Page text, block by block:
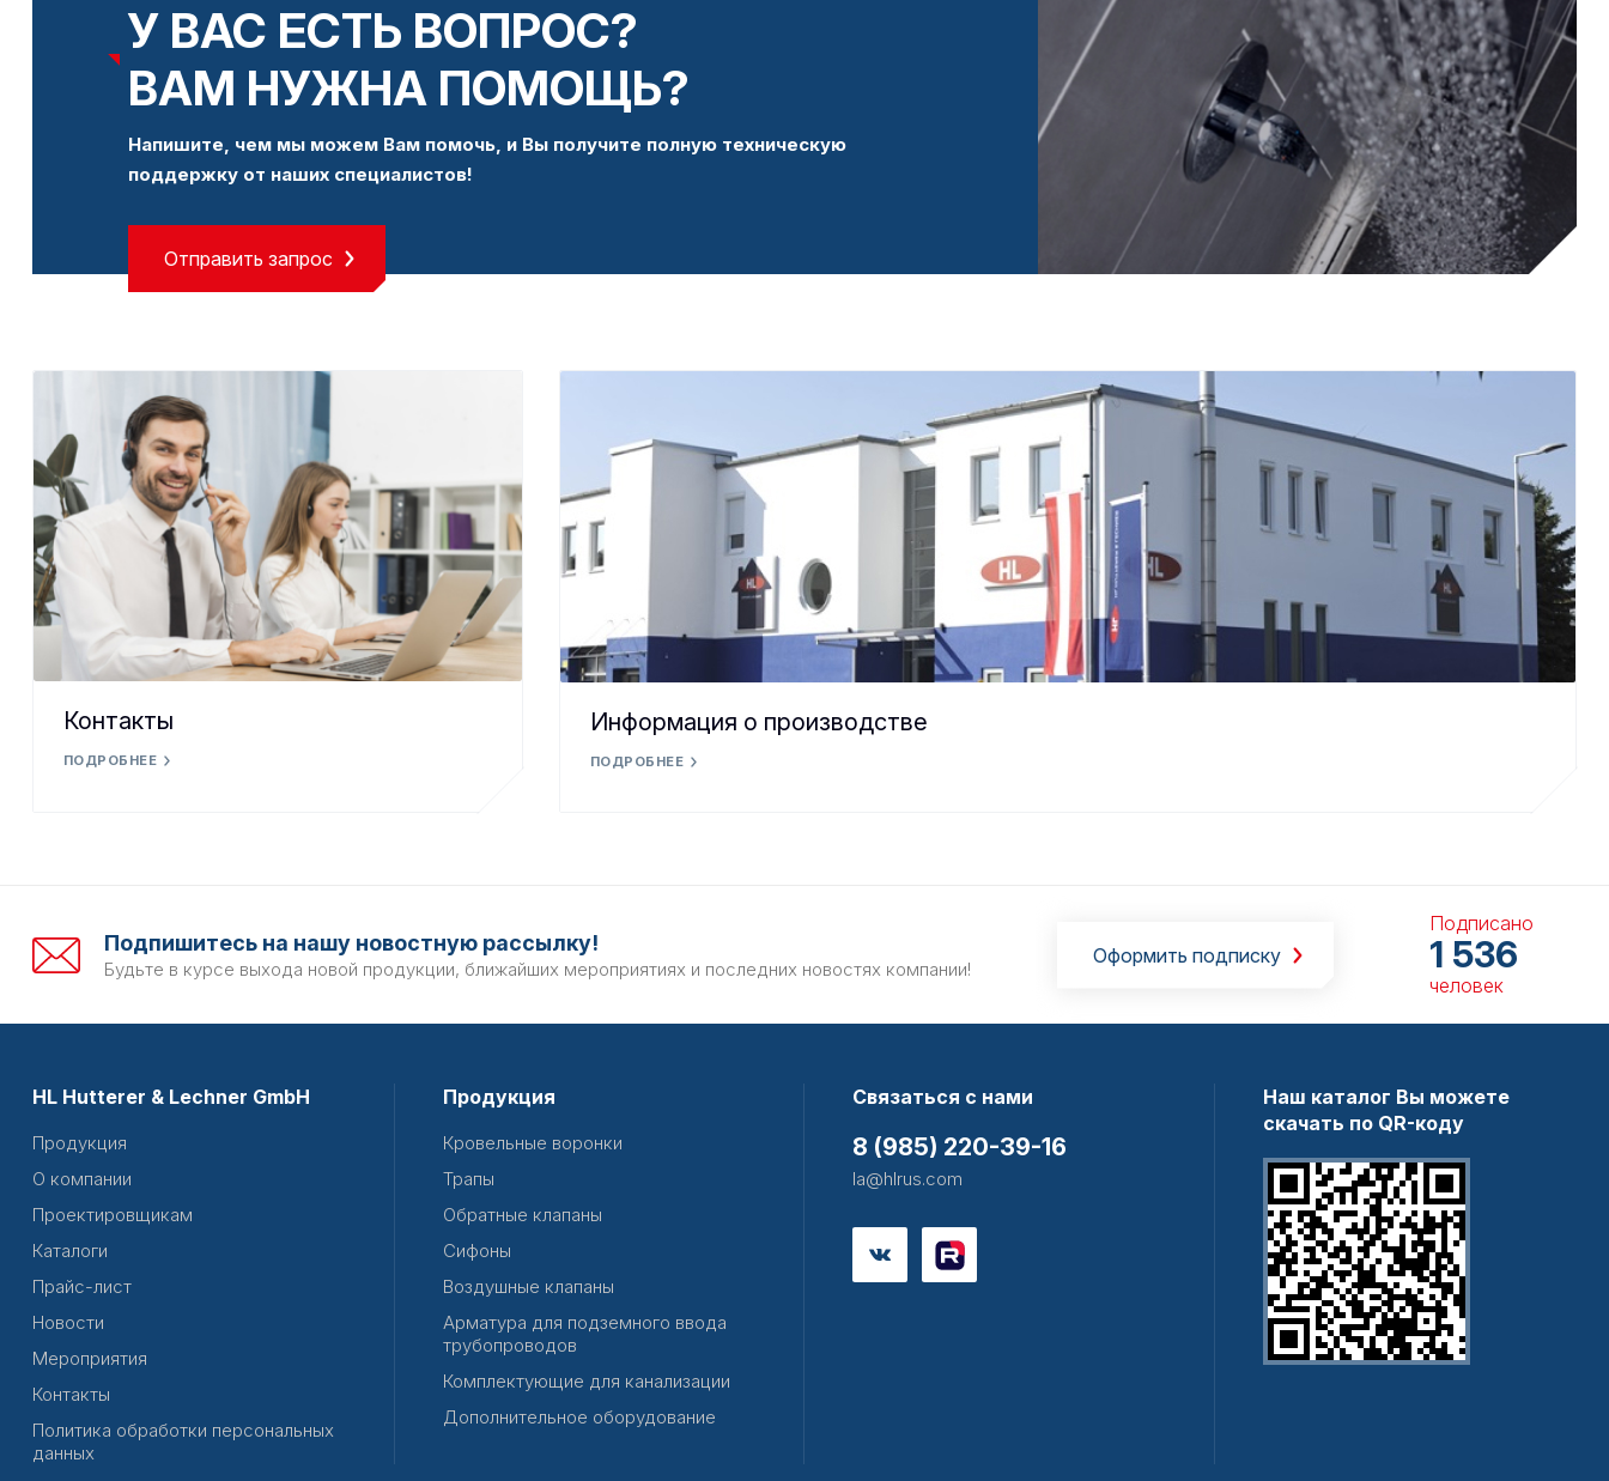
У ВАС ЕСТЬ ВОПРОС?
ВАМ НУЖНА ПОМОЩЬ?
Напишите, чем мы можем Вам помочь, и Вы получите полную техническую
поддержку от наших специалистов!
Отправить запрос
Контакты
ПОДРОБНЕЕ
Информация о производстве
ПОДРОБНЕЕ
Подпишитесь на нашу новостную рассылку!
Будьте в курсе выхода новой продукции, ближайших мероприятиях и последних новостях компании!
Оформить подписку
Подписано
1 536
человек
HL Hutterer & Lechner GmbH
Продукция
О компании
Проектировщикам
Каталоги
Прайс-лист
Новости
Мероприятия
Контакты
Политика обработки персональных
данных
Продукция
Кровельные воронки
Трапы
Обратные клапаны
Сифоны
Воздушные клапаны
Арматура для подземного ввода
трубопроводов
Комплектующие для канализации
Дополнительное оборудование
Связаться с нами
8 (985) 220-39-16
la@hlrus.com
Наш каталог Вы можете
скачать по QR-коду